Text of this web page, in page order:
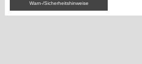
Warn-/Sicherheitshinweise